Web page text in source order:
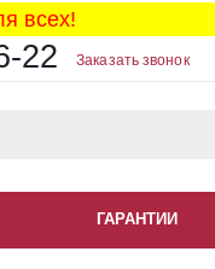
всех!
22 Заказать звонок
ГАРАНТИИ